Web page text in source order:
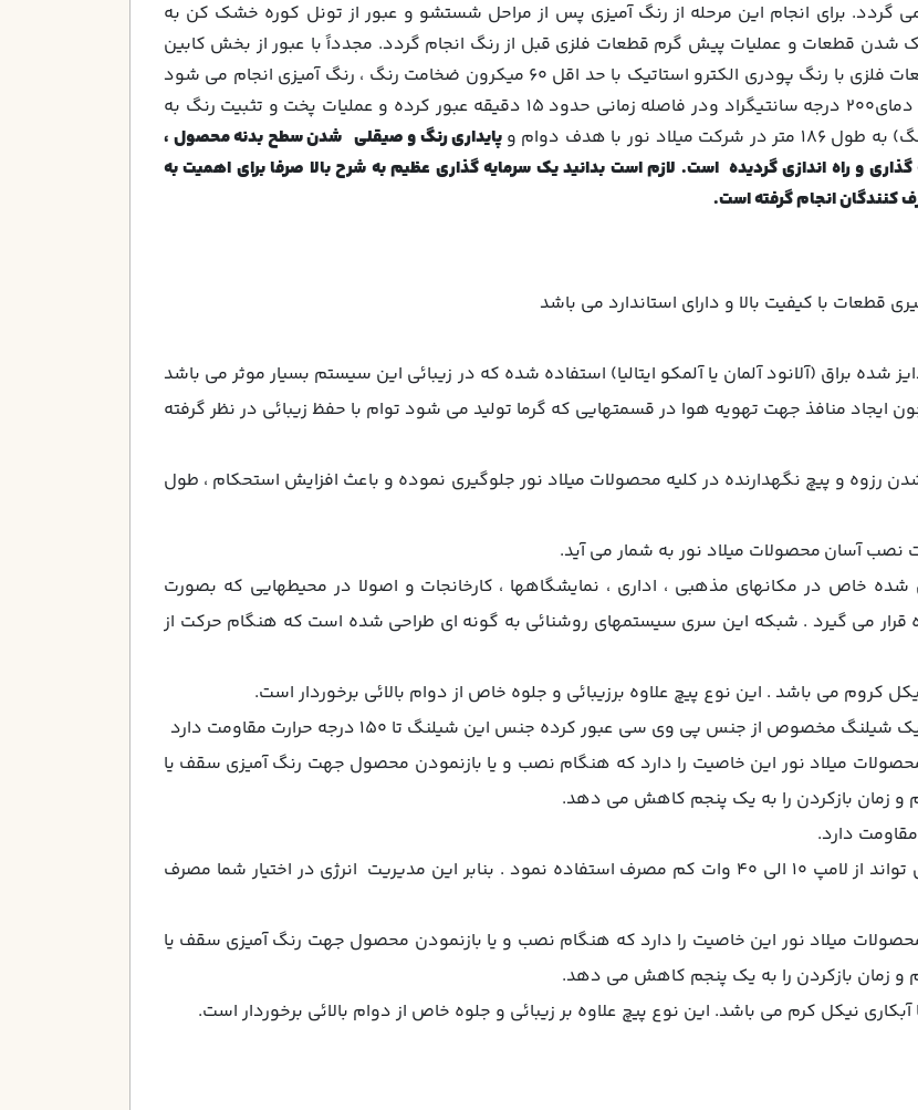
گردد. برای انجام این مرحله از رنگ آمیزی پس از مراحل شستشو و عبور از تونل کوره خشک کن به
شدن قطعات و عملیات پیش گرم قطعات فلزی قبل از رنگ انجام گردد. مجدداً با عبور از بخش کابین
رنگ با رباط های مخصوص عملیات رنگ آمیزی قطعات فلزی با رنگ پودری الکترو استاتیک با حد اقل 60 میکرون ضخامت رنگ ، رنگ آمیزی انجام می شود
و مجددا از کوره مخصوص رنگ به طول 40 متر با دمای200 درجه سانتیگراد ودر فاصله زمانی حدود 15 دقیقه عبور کرده و عملیات پخت و تثبیت رنگ به
نور با هدف دوام و
پايداري رنگ و صیقلی شدن سطح بدنه محصول ،
و راه اندازی گردیده است. لازم است بدانید یک سرمایه گذاری عظیم به شرح بالا صرفا برای اهمیت به
کنندگان انجام گرفته است.
قطعات با كيفيت بالا و داراي استاندارد مي باشد
براق (آلانود آلمان یا آلمکو ایتالیا) استفاده شده كه در زيبائي اين سيستم بسيار موثر مي باشد
ايجاد منافذ جهت تهويه هوا در قسمتهايي كه گرما توليد مي شود توام با حفظ زيبائي در نظر گرفته
رزوه و پيچ نگهدارنده در كليه محصولات ميلاد نور جلوگيري نموده و باعث افزايش استحكام ، طول
خاص در مكانهاي مذهبي ، اداري ، نمايشگاهها ، كارخانجات و اصولا در محيطهايي كه بصورت
قرار مي گيرد . شبكه اين سري سيستمهاي روشنائي به گونه اي طراحي شده است كه هنگام حركت از
كروم مي باشد . اين نوع پيچ علاوه برزيبائي و جلوه خاص از دوام بالائي برخوردار است.
از جنس پي وي سي عبور كرده جنس اين شيلنگ تا 150 درجه حرارت مقاومت دارد
ميلاد نور اين خاصيت را دارد كه هنگام نصب و يا بازنمودن محصول جهت رنگ آميزي سقف يا
و زمان بازكردن را به يك پنجم كاهش مي دهد.
يكي از خواص مهم اين محصول اين است كه مي تواند از لامپ 10 الي 40 وات كم مصرف استفاده نمود . بنابر اين مديريت انرژي در اختيار شما مصرف
ميلاد نور اين خاصيت را دارد كه هنگام نصب و يا بازنمودن محصول جهت رنگ آميزي سقف يا
و زمان بازكردن را به يك پنجم كاهش مي دهد.
نيكل كرم مي باشد. اين نوع پيچ علاوه بر زيبائي و جلوه خاص از دوام بالائي برخوردار است.